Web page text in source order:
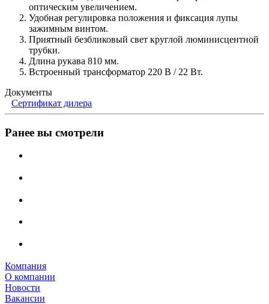
оптическим увеличением.
Удобная регулировка положения и фиксация лупы
зажимным винтом.
Приятный безбликовый свет круглой люминисцентной
трубки.
Длина рукава 810 мм.
Встроенный трансформатор 220 В / 22 Вт.
Документы
Сертификат дилера
Ранее вы смотрели
Компания
О компании
Новости
Вакансии